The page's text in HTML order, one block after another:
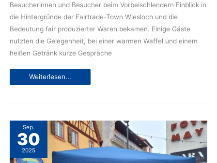
Besucherinnen und Besucher beim Vorbeischlendern Einblick in
die Hintergründe der Fairtrade-Town Wiesloch und die
Bedeutung fair produzierter Waren bekamen. Einige Gäste
nutzten die Gelegenheit, bei einer warmen Waffel und einem
heißen Getränk kurze Gespräche
Advent
Fairen
Handel
sichtbar
Weiterlesen...
Sep.
30
2025